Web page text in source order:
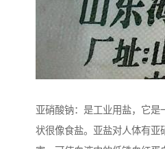
亚硝酸钠：是工业用盐，它是
状很像食盐。亚盐对人体有亚